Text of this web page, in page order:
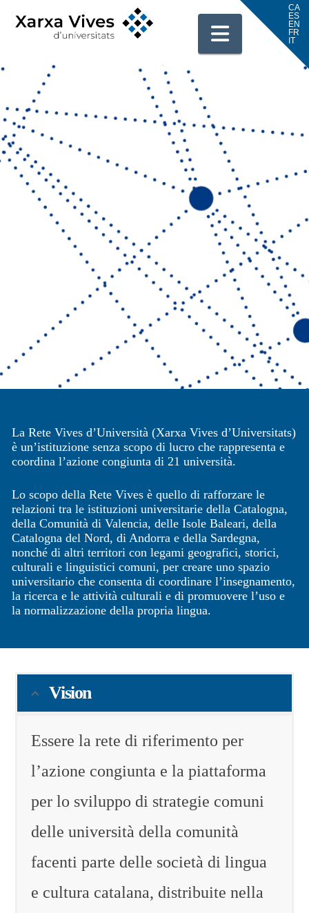
La Rete Vives d’Università (Xarxa Vives d’Universitats)
è un’istituzione senza scopo di lucro che rappresenta e
coordina l’azione congiunta di 21 università.
Lo scopo della Rete Vives è quello di rafforzare le
relazioni tra le istituzioni universitarie della Catalogna,
della Comunità di Valencia, delle Isole Baleari, della
Catalogna del Nord, di Andorra e della Sardegna,
nonché di altri territori con legami geografici, storici,
culturali e linguistici comuni, per creare uno spazio
universitario che consenta di coordinare l’insegnamento,
la ricerca e le attività culturali e di promuovere l’uso e
la normalizzazione della propria lingua.
Vision
Essere la rete di riferimento per
l’azione congiunta e la piattaforma
per lo sviluppo di strategie comuni
delle università della comunità
facenti parte delle società di lingua
e cultura catalana, distribuite nella